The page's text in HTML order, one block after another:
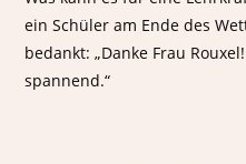
ein Schüler am Ende des
bedankt: „Danke Frau
spannend.“